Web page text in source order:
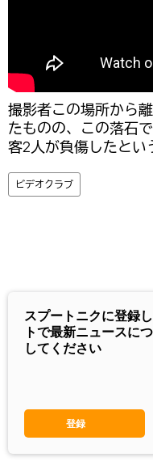
撮影者この場所から
たものの、この落石
客2人が負傷したとい
ビデオクラブ
スプートニクに登録
トで最新ニュースに
してください
登録